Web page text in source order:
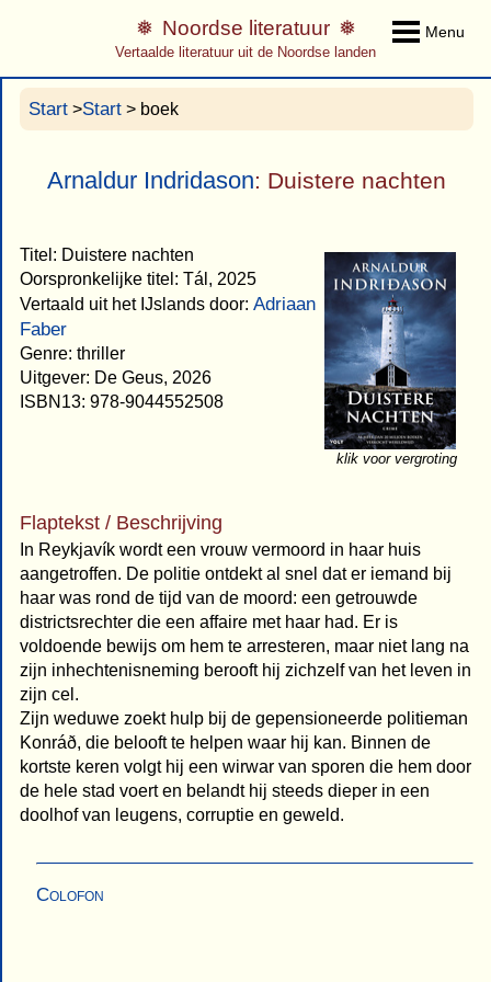
Menu
Noordse literatuur
Vertaalde literatuur uit de Noordse landen
Start >Start > boek
Arnaldur Indridason: Duistere nachten
klik voor vergroting
Titel: Duistere nachten
Oorspronkelijke titel: Tál, 2025
Vertaald uit het IJslands door: Adriaan
Faber
Genre: thriller
Uitgever: De Geus, 2026
ISBN13: 978-9044552508
Flaptekst / Beschrijving
In Reykjavík wordt een vrouw vermoord in haar huis
aangetroffen. De politie ontdekt al snel dat er iemand bij
haar was rond de tijd van de moord: een getrouwde
districtsrechter die een affaire met haar had. Er is
voldoende bewijs om hem te arresteren, maar niet lang na
zijn inhechtenisneming berooft hij zichzelf van het leven in
zijn cel.
Zijn weduwe zoekt hulp bij de gepensioneerde politieman
Konráð, die belooft te helpen waar hij kan. Binnen de
kortste keren volgt hij een wirwar van sporen die hem door
de hele stad voert en belandt hij steeds dieper in een
doolhof van leugens, corruptie en geweld.
Colofon